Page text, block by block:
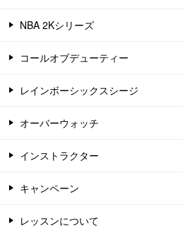
NBA 2Kシリーズ
コールオブデューティー
レインボーシックスシージ
オーバーウォッチ
インストラクター
キャンペーン
レッスンについて